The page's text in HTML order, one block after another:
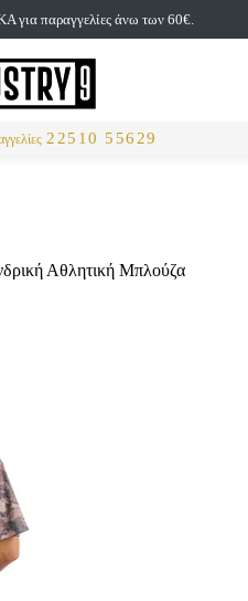
παραγγελίες άνω των 60€.
22510 55629
Αθλητική Μπλούζα